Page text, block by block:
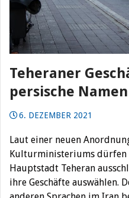
Teheraner
persische
6. DEZEMBER 2021
Laut einer neuen
Kulturministeriums dürfen
Hauptstadt Teheran
ihre Geschäfte auswählen.